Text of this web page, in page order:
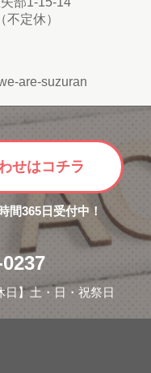
定休）
are-suzuran
せはコチラ
間365日受付中！
日】土・日・祝祭日